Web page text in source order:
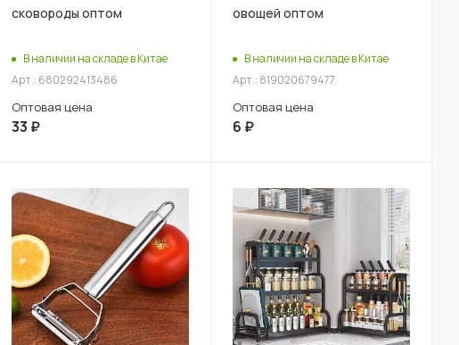
сковороды оптом
В наличии на складе в Китае
Арт.: 680292413486
Оптовая цена
33 ₽
овощей оптом
В наличии на складе в Китае
Арт.: 819020679477
Оптовая цена
6 ₽